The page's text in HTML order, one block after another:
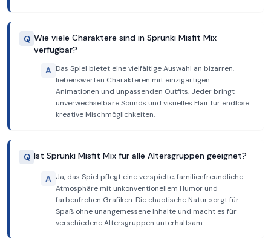
Q Wie viele Charaktere sind in Sprunki Misfit Mix
verfügbar?
A Das Spiel bietet eine vielfältige Auswahl an bizarren,
liebenswerten Charakteren mit einzigartigen
Animationen und unpassenden Outfits. Jeder bringt
unverwechselbare Sounds und visuelles Flair für endlose
kreative Mischmöglichkeiten.
Q Ist Sprunki Misfit Mix für alle Altersgruppen geeignet?
A Ja, das Spiel pflegt eine verspielte, familienfreundliche
Atmosphäre mit unkonventionellem Humor und
farbenfrohen Grafiken. Die chaotische Natur sorgt für
Spaß ohne unangemessene Inhalte und macht es für
verschiedene Altersgruppen unterhaltsam.